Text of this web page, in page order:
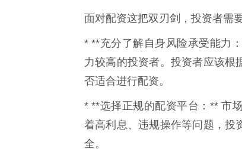
面对配资这把双刃剑，投资者需
* **充分了解自身风险承受能力
力较高的投资者。投资者应该根
否适合进行配资。
* **选择正规的配资平台：** 市
着高利息、违规操作等问题，投
全。